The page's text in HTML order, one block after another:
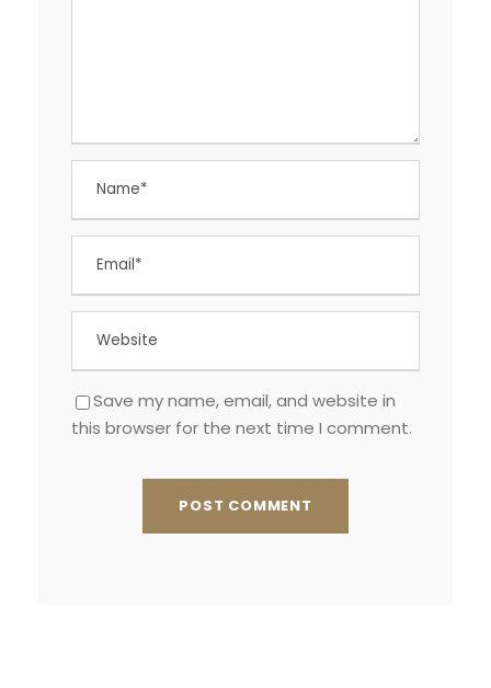
Save my name, email, and website in
this browser for the next time I comment.